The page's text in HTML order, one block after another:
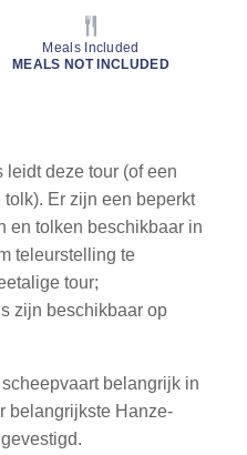
Meals Included
MEALS NOT INCLUDED
deze tour (of een
Er zijn een beperkt
en tolken beschikbaar in
teleurstelling te
tour;
zijn beschikbaar op
belangrijk in
belangrijkste Hanze-